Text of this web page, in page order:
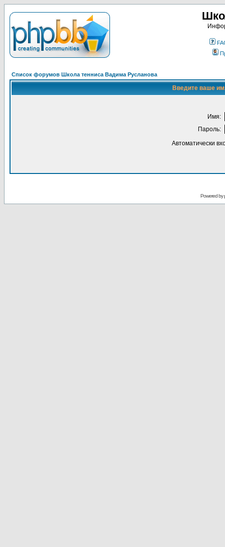
Список форумов Школа тенниса Вадима Русланова
Введите ваше
Имя:
Пароль:
Автоматически
Powered by